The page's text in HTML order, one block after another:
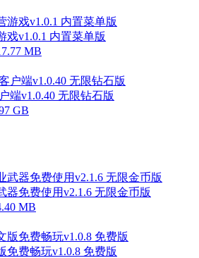
戏v1.0.1 内置菜单版
MB
端v1.0.40 无限钻石版
GB
器免费使用v2.1.6 无限金币版
MB
免费畅玩v1.0.8 免费版